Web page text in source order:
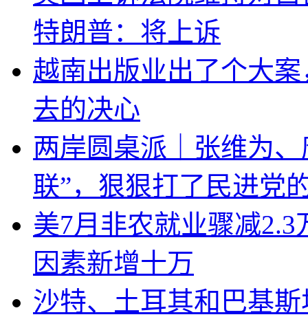
特朗普：将上诉
越南出版业出了个大
去的决心
两岸圆桌派｜张维为
联”，狠狠打了民进党
美7月非农就业骤减
因素新增十万
沙特、土耳其和巴基